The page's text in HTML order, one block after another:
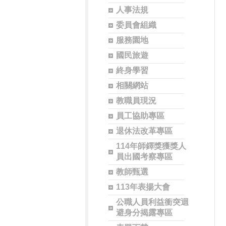
人事法規
委員會組織
服務園地
國民旅遊
終身學習
相關網站
教職員現況
員工協助專區
退休法改革專區
114年師鐸獎獲獎人
員出國考察專區
教師甄選
113年表揚大會
公職人員利益衝突迴
避身分揭露專區